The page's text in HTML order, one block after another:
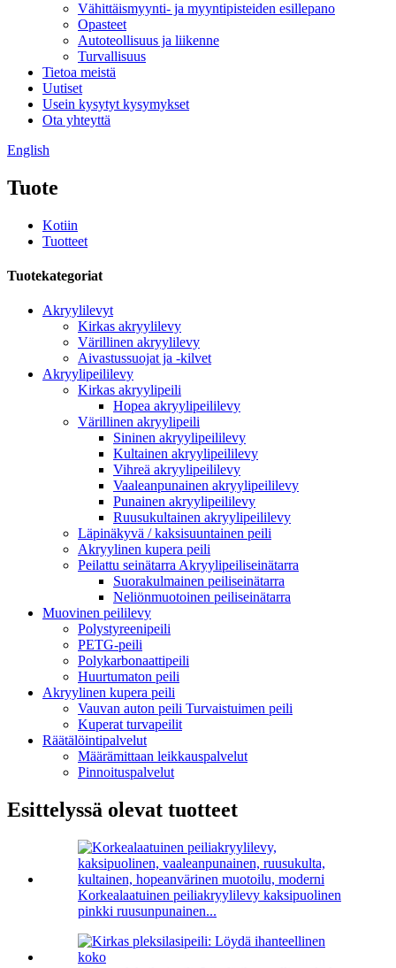
Vähittäismyynti- ja myyntipisteiden esillepano
Opasteet
Autoteollisuus ja liikenne
Turvallisuus
Tietoa meistä
Uutiset
Usein kysytyt kysymykset
Ota yhteyttä
English
Tuote
Kotiin
Tuotteet
Tuotekategoriat
Akryylilevyt
Kirkas akryylilevy
Värillinen akryylilevy
Aivastussuojat ja -kilvet
Akryylipeililevy
Kirkas akryylipeili
Hopea akryylipeililevy
Värillinen akryylipeili
Sininen akryylipeililevy
Kultainen akryylipeililevy
Vihreä akryylipeililevy
Vaaleanpunainen akryylipeililevy
Punainen akryylipeililevy
Ruusukultainen akryylipeililevy
Läpinäkyvä / kaksisuuntainen peili
Akryylinen kupera peili
Peilattu seinätarra Akryylipeiliseinätarra
Suorakulmainen peiliseinätarra
Neliönmuotoinen peiliseinätarra
Muovinen peililevy
Polystyreenipeili
PETG-peili
Polykarbonaattipeili
Huurtumaton peili
Akryylinen kupera peili
Vauvan auton peili Turvaistuimen peili
Kuperat turvapeilit
Räätälöintipalvelut
Määrämittaan leikkauspalvelut
Pinnoituspalvelut
Esittelyssä olevat tuotteet
Korkealaatuinen peiliakryylilevy kaksipuolinen
pinkki ruusunpunainen...